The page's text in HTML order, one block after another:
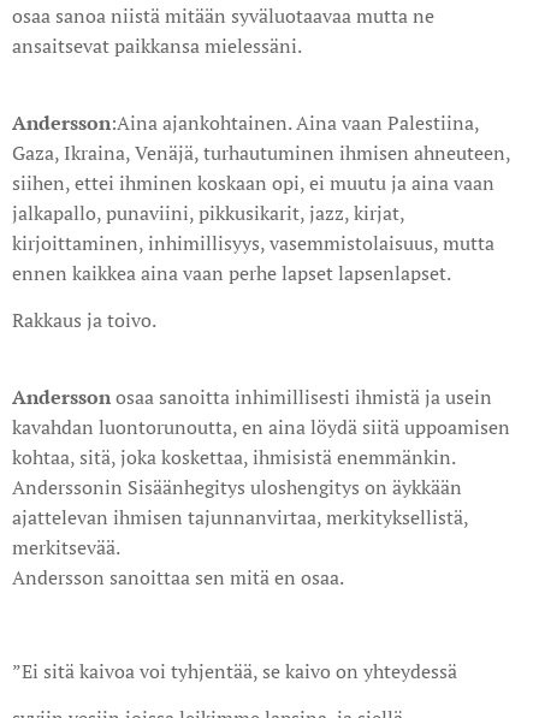
osaa sanoa niistä mitään syväluotaavaa mutta ne
ansaitsevat paikkansa mielessäni.
Andersson:Aina ajankohtainen. Aina vaan Palestiina,
Gaza, Ikraina, Venäjä, turhautuminen ihmisen ahneuteen,
siihen, ettei ihminen koskaan opi, ei muutu ja aina vaan
jalkapallo, punaviini, pikkusikarit, jazz, kirjat,
kirjoittaminen, inhimillisyys, vasemmistolaisuus, mutta
ennen kaikkea aina vaan perhe lapset lapsenlapset.
Rakkaus ja toivo.
Anderssonosaa sanoitta inhimillisesti ihmistä ja usein
kavahdan luontorunoutta, en aina löydä siitä uppoamisen
kohtaa, sitä, joka koskettaa, ihmisistä enemmänkin.
Anderssonin Sisäänhegitys uloshengitys on äykkään
ajattelevan ihmisen tajunnanvirtaa, merkityksellistä,
merkitsevää.
Andersson sanoittaa sen mitä en osaa.
”Ei sitä kaivoa voi tyhjentää, se kaivo on yhteydessä